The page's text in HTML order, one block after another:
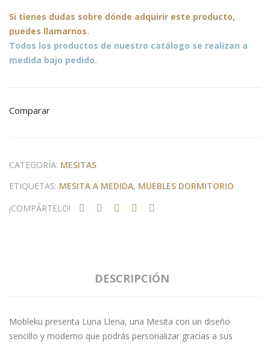
Si tienes dudas sobre dónde adquirir este producto,
puedes llamarnos.
Todos los productos de nuestro catálogo se realizan a
medida bajo pedido.
Comparar
CATEGORÍA: MESITAS
ETIQUETAS: MESITA A MEDIDA, MUEBLES DORMITORIO
¡COMPÁRTELO!
DESCRIPCIÓN
Mobleku presenta Luna Llena, una Mesita con un diseño
sencillo y moderno que podrás personalizar gracias a sus